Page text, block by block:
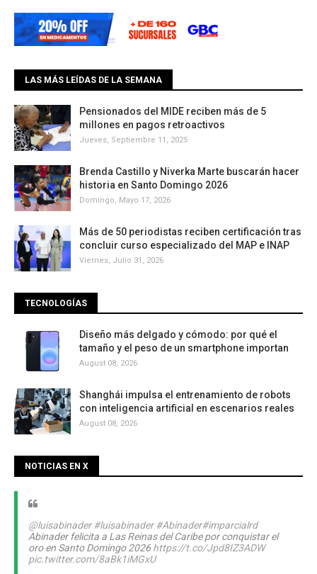
LAS MÁS LEÍDAS DE LA SEMANA
Pensionados del MIDE reciben más de 5
millones en pagos retroactivos
Jueves, Septiembre 11, 2025
Brenda Castillo y Niverka Marte buscarán hacer
historia en Santo Domingo 2026
Domingo, Mayo 17, 2026
Más de 50 periodistas reciben certificación tras
concluir curso especializado del MAP e INAP
Viernes, Julio 31, 2026
TECNOLOGÍAS
Diseño más delgado y cómodo: por qué el
tamaño y el peso de un smartphone importan
August 08, 2026
Shanghái impulsa el entrenamiento de robots
con inteligencia artificial en escenarios reales
August 08, 2026
NOTICIAS EN X
@luisabinader #luisabinader #Abinader#imparcialrd
Abinader felicita a Las Reinas del Caribe por conquistar el
oro en Santo Domingo 2026 https://t.co/Jpd8IZ3ADW
pic.twitter.com/8aBk1iMGxU